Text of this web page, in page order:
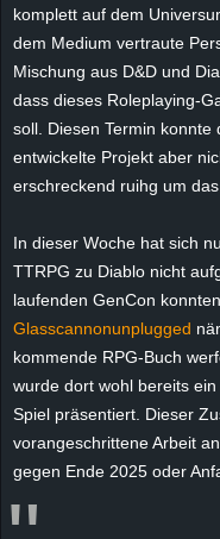
komplett auf dem
dem Medium vertraute
Mischung aus D&D und
dass dieses Roleplaying-
soll. Diesen Termin konnte
entwickelte Projekt aber
erschreckend ruihg um
In dieser Woche hat sich
TTRPG zu Diablo nicht
laufenden GenCon
Glasscannonunplugged
kommende RPG-Buch
wurde dort wohl bereits
Spiel präsentiert. Dieser
vorangeschrittene Arbeit
gegen Ende 2025 oder